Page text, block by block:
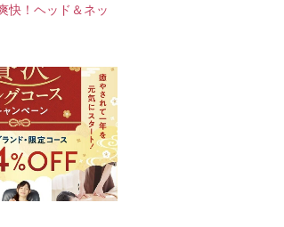
快！ヘッド＆ネッ